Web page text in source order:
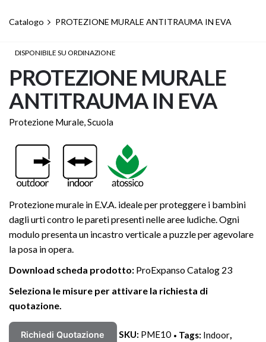
Catalogo PROTEZIONE MURALE ANTITRAUMA IN EVA
DISPONIBILE SU ORDINAZIONE
PROTEZIONE MURALE
ANTITRAUMA IN EVA
Protezione Murale,Scuola
Protezione murale in E.V.A. ideale per proteggere i bambini
dagli urti contro le pareti presenti nelle aree ludiche. Ogni
modulo presenta un incastro verticale a puzzle per agevolare
la posa in opera.
Download scheda prodotto: ProExpanso Catalog 23
Seleziona le misure per attivare la richiesta di
quotazione.
Richiedi Quotazione SKU: PME10 Tags: Indoor,